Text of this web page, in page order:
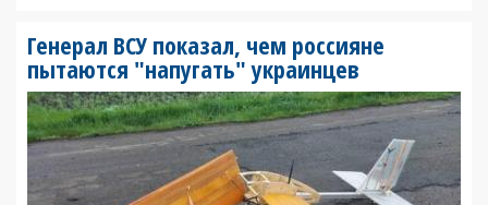
Генерал ВСУ показал, чем россияне
пытаются "напугать" украинцев